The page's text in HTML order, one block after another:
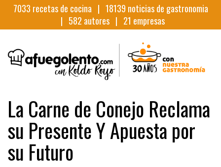
7033 recetas de cocina | 18139 noticias de gastronomia
| 582 autores | 21 empresas
La Carne de Conejo Reclama
su Presente Y Apuesta por
su Futuro